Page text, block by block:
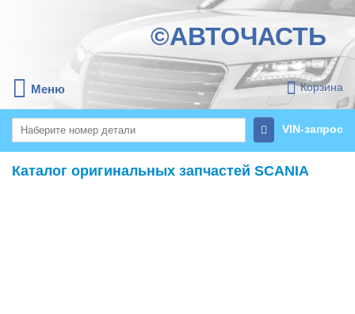
©АВТОЧАСТЬ
Меню Корзина
VIN-запрос
Каталог оригинальных запчастей SCANIA